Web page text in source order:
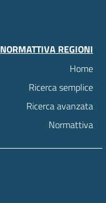
NORMATTIVA REGIONI
Home
Ricerca semplice
Ricerca avanzata
Normattiva